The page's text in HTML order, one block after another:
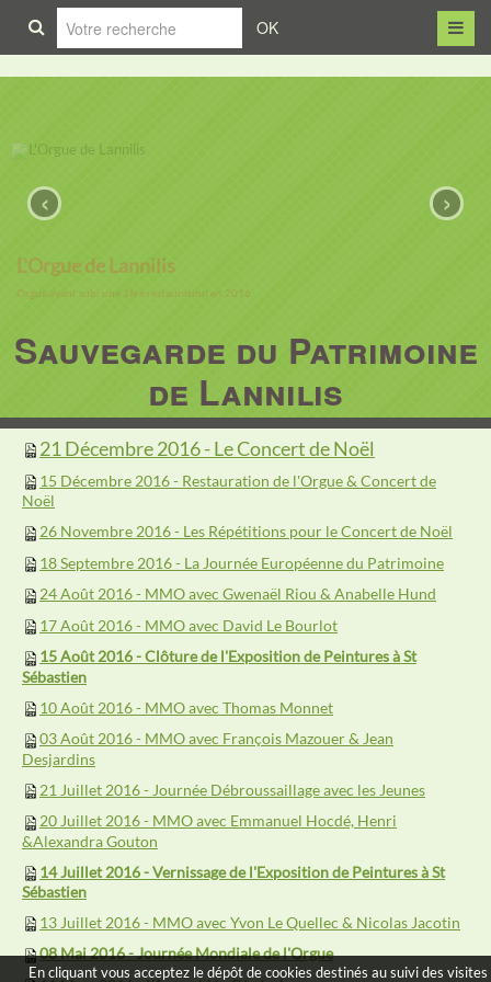
OK
L'Orgue de Lannilis
Orgue ayant subi une 1ère restauration en 2016
‹ ›
Sauvegarde du Patrimoine
de Lannilis
21 Décembre 2016 - Le Concert de Noël
15 Décembre 2016 - Restauration de l'Orgue & Concert de
Noël
26 Novembre 2016 - Les Répétitions pour le Concert de Noël
18 Septembre 2016 - La Journée Européenne du Patrimoine
24 Août 2016 - MMO avec Gwenaël Riou & Anabelle Hund
17 Août 2016 - MMO avec David Le Bourlot
15 Août 2016 - Clôture de l'Exposition de Peintures à St
Sébastien
10 Août 2016 - MMO avec Thomas Monnet
03 Août 2016 - MMO avec François Mazouer & Jean
Desjardins
21 Juillet 2016 - Journée Débroussaillage avec les Jeunes
20 Juillet 2016 - MMO avec Emmanuel Hocdé, Henri
&Alexandra Gouton
14 Juillet 2016 - Vernissage de l'Exposition de Peintures à St
Sébastien
13 Juillet 2016 - MMO avec Yvon Le Quellec & Nicolas Jacotin
08 Mai 2016 - Journée Mondiale de l'Orgue
En cliquant vous acceptez le dépôt de cookies destinés au suivi des